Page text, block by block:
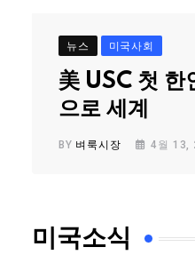
뉴스 미국사회
美 USC 첫 한
으로 세계
BY 벼룩시장 4월 13,
미국소식